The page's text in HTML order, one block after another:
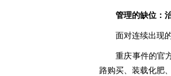
管理的缺位：
面对连续出现的
重庆事件的官方
路购买、装载化肥